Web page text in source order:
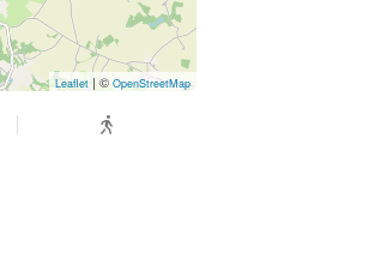
Leaflet | © OpenStreetMap